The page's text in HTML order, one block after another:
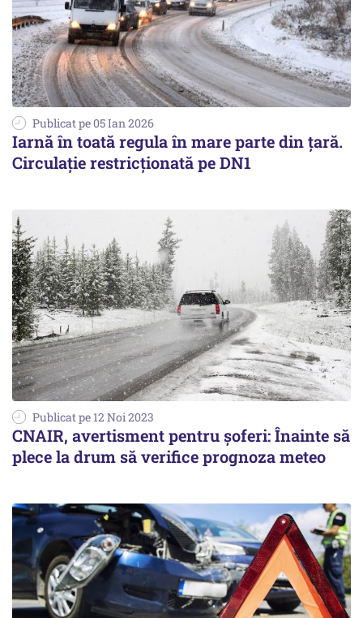
Publicat pe 05 Ian 2026
Iarnă în toată regula în mare parte din țară.
Circulație restricționată pe DN1
Publicat pe 12 Noi 2023
CNAIR, avertisment pentru șoferi: Înainte să
plece la drum să verifice prognoza meteo